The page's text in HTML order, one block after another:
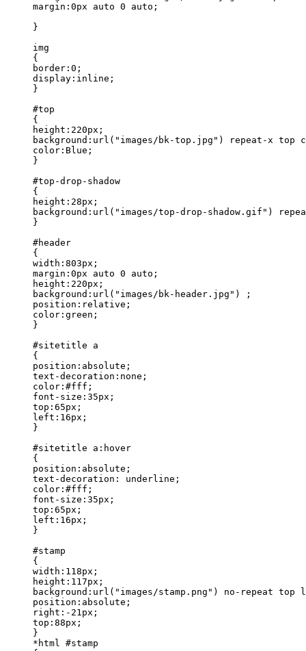
margin:0px auto 0 auto;
}
img
{
border:0;
display:inline;
}
#top
{
height:220px;
background:url("images/bk-top.jpg") repeat-x top
color:Blue;
}
#top-drop-shadow
{
height:28px;
background:url("images/top-drop-shadow.gif")
}
#header
{
width:803px;
margin:0px auto 0 auto;
height:220px;
background:url("images/bk-header.jpg") ;
position:relative;
color:green;
}
#sitetitle a
{
position:absolute;
text-decoration:none;
color:#fff;
font-size:35px;
top:65px;
left:16px;
}
#sitetitle a:hover
{
position:absolute;
text-decoration: underline;
color:#fff;
font-size:35px;
top:65px;
left:16px;
}
#stamp
{
width:118px;
height:117px;
background:url("images/stamp.png") no-repeat
position:absolute;
right:-21px;
top:88px;
}
*html #stamp